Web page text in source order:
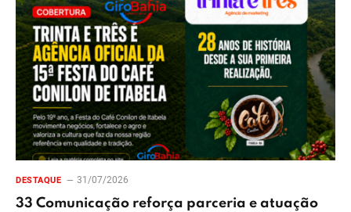
DESTAQUE 31/07/2026
33 Comunicação reforça parceria e atuação